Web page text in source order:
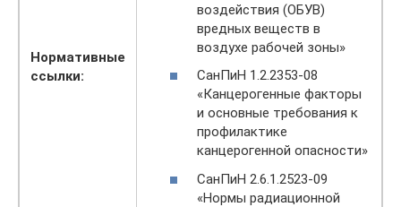
Нормативные
ссылки:
воздействия (ОБУВ)
вредных веществ в
воздухе рабочей зоны»
СанПиН 1.2.2353-08
«Канцерогенные факторы
и основные требования к
профилактике
канцерогенной опасности»
СанПиН 2.6.1.2523-09
«Нормы радиационной